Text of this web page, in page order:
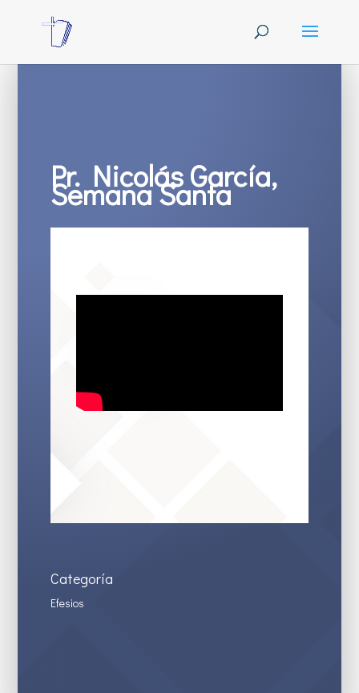
Pr. Nicolás García,
Semana Santa
Categoría
Efesios